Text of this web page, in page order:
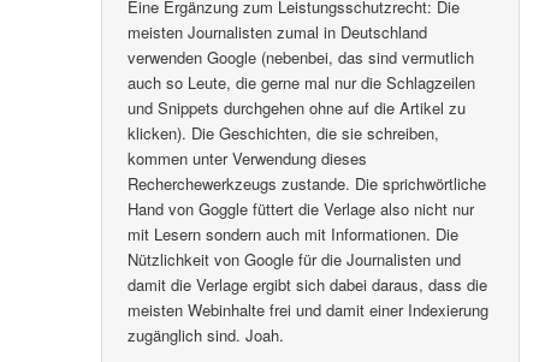
Eine Ergänzung zum Leistungsschutzrecht: Die
meisten Journalisten zumal in Deutschland
verwenden Google (nebenbei, das sind vermutlich
auch so Leute, die gerne mal nur die Schlagzeilen
und Snippets durchgehen ohne auf die Artikel zu
klicken). Die Geschichten, die sie schreiben,
kommen unter Verwendung dieses
Recherchewerkzeugs zustande. Die sprichwörtliche
Hand von Goggle füttert die Verlage also nicht nur
mit Lesern sondern auch mit Informationen. Die
Nützlichkeit von Google für die Journalisten und
damit die Verlage ergibt sich dabei daraus, dass die
meisten Webinhalte frei und damit einer Indexierung
zugänglich sind. Joah.